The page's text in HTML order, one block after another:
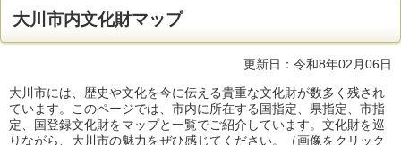
大川市内文化財マップ
更新日：令和8年02月06日
大川市には、歴史や文化を今に伝える貴重な文化財が数多く残され
ています。このページでは、市内に所在する国指定、県指定、市指
定、国登録文化財をマップと一覧でご紹介しています。文化財を巡
りながら、大川市の魅力をぜひ感じてください。（画像をクリック